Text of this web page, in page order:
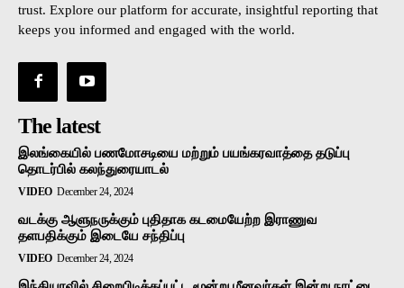
trust. Explore our platform for accurate, insightful reporting that
keeps you informed and engaged with the world.
The latest
இலங்கையில் பணமோசடியை மற்றும் பயங்கரவாத்தை தடுப்பு
தொடர்பில் கலந்துரையாடல்
VIDEO December 24, 2024
வடக்கு ஆளுநருக்கும் புதிதாக கடமையேற்ற இராணுவ
தளபதிக்கும் இடையே சந்திப்பு
VIDEO December 24, 2024